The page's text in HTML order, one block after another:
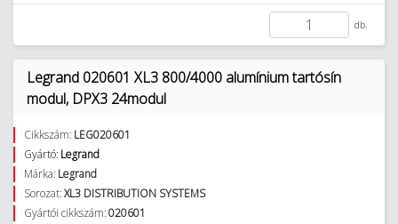
db.
Legrand 020601 XL3 800/4000 alumínium tartósín
modul, DPX3 24modul
Cikkszám: LEG020601
Gyártó: Legrand
Márka: Legrand
Sorozat:XL3 DISTRIBUTION SYSTEMS
Gyártói cikkszám:020601